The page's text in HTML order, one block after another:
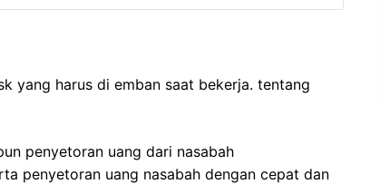
yang harus di emban saat bekerja. tentang
penyetoran uang dari nasabah
penyetoran uang nasabah dengan cepat dan